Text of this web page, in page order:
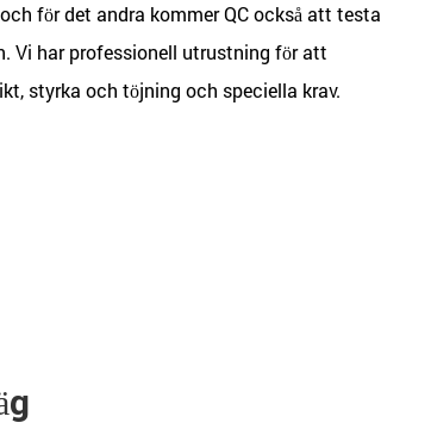
för det andra kommer QC också att testa
Vi har professionell utrustning för att
styrka och töjning och speciella krav.